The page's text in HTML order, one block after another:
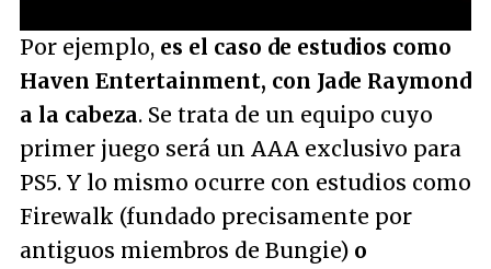
Por ejemplo, es el caso de estudios como
Haven Entertainment, con Jade Raymond
a la cabeza. Se trata de un equipo cuyo
primer juego será un AAA exclusivo para
PS5. Y lo mismo ocurre con estudios como
Firewalk (fundado precisamente por
antiguos miembros de Bungie) o